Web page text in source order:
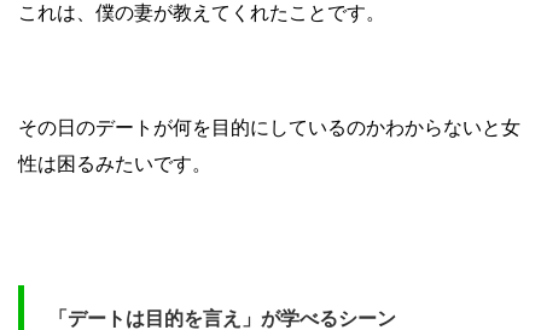
これは、僕の妻が教えてくれたことです。
その日のデートが何を目的にしているのかわからないと女
性は困るみたいです。
「デートは目的を言え」が学べるシーン